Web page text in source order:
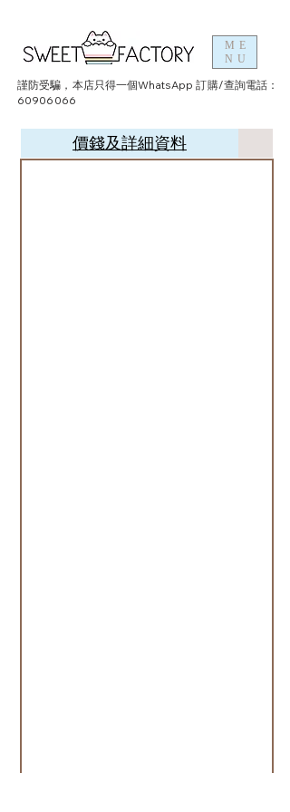
ME
NU
謹防受騙，本店只得一個WhatsApp 訂購/查詢電話：
60906066
價錢及詳細資料